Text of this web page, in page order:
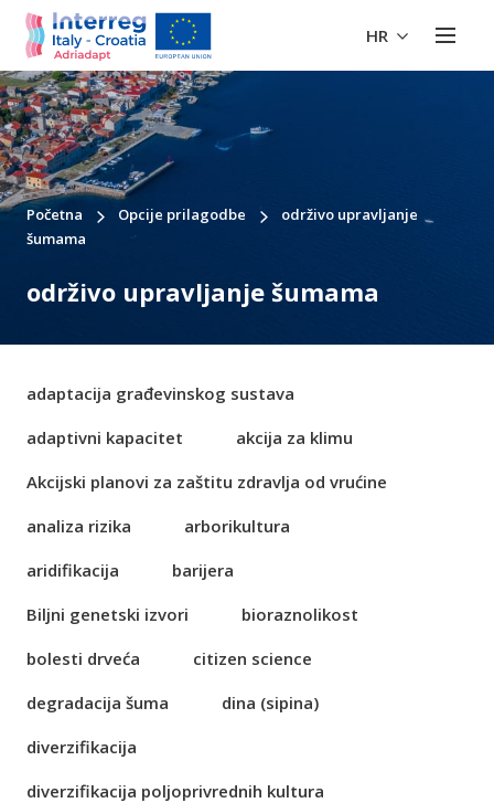
HR
Početna Opcije prilagodbe
održivo upravljanje
šumama
održivo upravljanje šumama
adaptacija građevinskog sustava
adaptivni kapacitet
akcija za klimu
Akcijski planovi za zaštitu zdravlja od vrućine
analiza rizika
arborikultura
aridifikacija
barijera
Biljni genetski izvori
bioraznolikost
bolesti drveća
citizen science
degradacija šuma
dina (sipina)
diverzifikacija
diverzifikacija poljoprivrednih kultura